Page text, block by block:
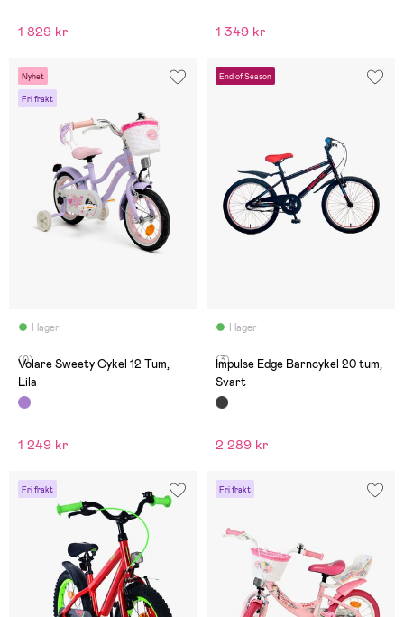
1 829 kr 1 349 kr
Nyhet
Fri frakt
I lager
(0)
Volare Sweety Cykel 12 Tum,
Lila
1 249 kr
End of Season
I lager
(3)
Impulse Edge Barncykel 20 tum,
Svart
2 289 kr
Fri frakt Fri frakt